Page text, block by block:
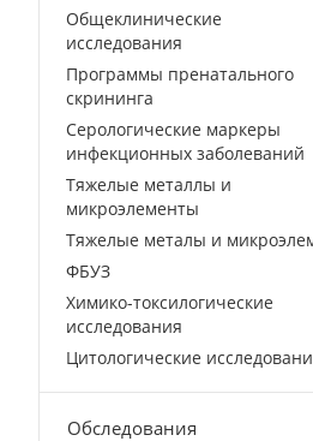
Общеклинические
исследования
Программы пренатального
скрининга
Серологические маркеры
инфекционных заболеваний
Тяжелые металлы и
микроэлементы
Тяжелые металы и
ФБУЗ
Химико-токсилогические
исследования
Цитологические
Обследования